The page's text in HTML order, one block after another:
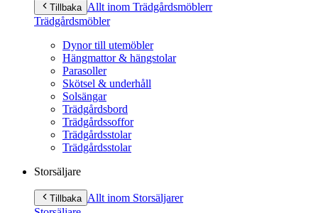
Tillbaka Allt inom Trädgårdsmöblerr
Trädgårdsmöbler
Dynor till utemöbler
Hängmattor & hängstolar
Parasoller
Skötsel & underhåll
Solsängar
Trädgårdsbord
Trädgårdssoffor
Trädgårdsstolar
Trädgårdsstolar
Storsäljare
Tillbaka Allt inom Storsäljarer